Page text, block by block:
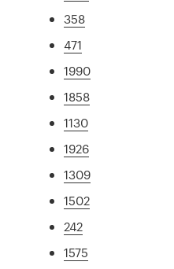
358
471
1990
1858
1130
1926
1309
1502
242
1575